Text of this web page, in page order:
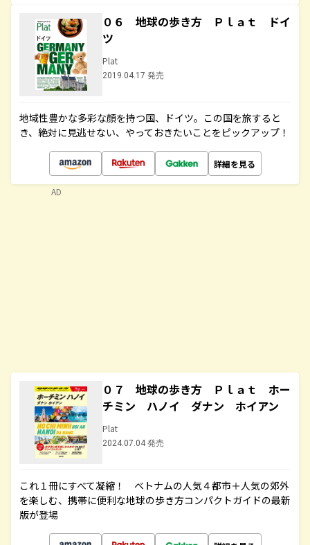
０６ 地球の歩き方 Ｐｌａｔ ドイ
ツ
Plat
2019.04.17 発売
地域性豊かな多彩な顔を持つ国、ドイツ。この国を旅すると
き、絶対に見逃せない、やっておきたいことをピックアップ！
詳細を見る
０７ 地球の歩き方 Ｐｌａｔ ホー
チミン ハノイ ダナン ホイアン
Plat
2024.07.04 発売
これ１冊にすべて凝縮！ ベトナムの人気４都市＋人気の郊外
を楽しむ、携帯に便利な地球の歩き方コンパクトガイドの最新
版が登場
AD